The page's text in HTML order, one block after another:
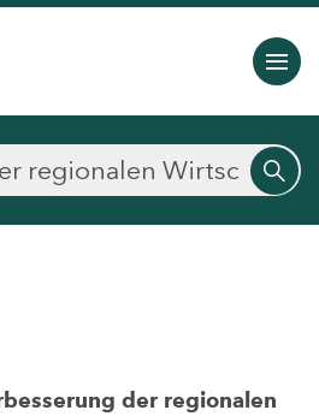
der regionalen